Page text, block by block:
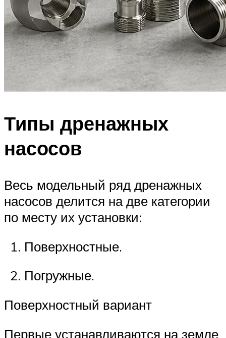
Типы дренажных
насосов
Весь модельный ряд дренажных
насосов делится на две категории
по месту их установки:
Поверхностные.
Погружные.
Поверхностный вариант
Первые устанавливаются на земле